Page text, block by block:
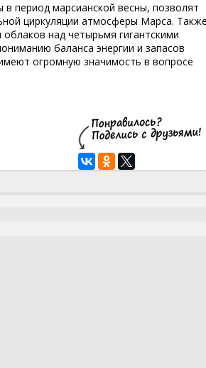
период марсианской весны, позволят
циркуляции атмосферы Марса.
над четырьмя гигантскими
баланса энергии и запасов
огромную значимость в вопросе